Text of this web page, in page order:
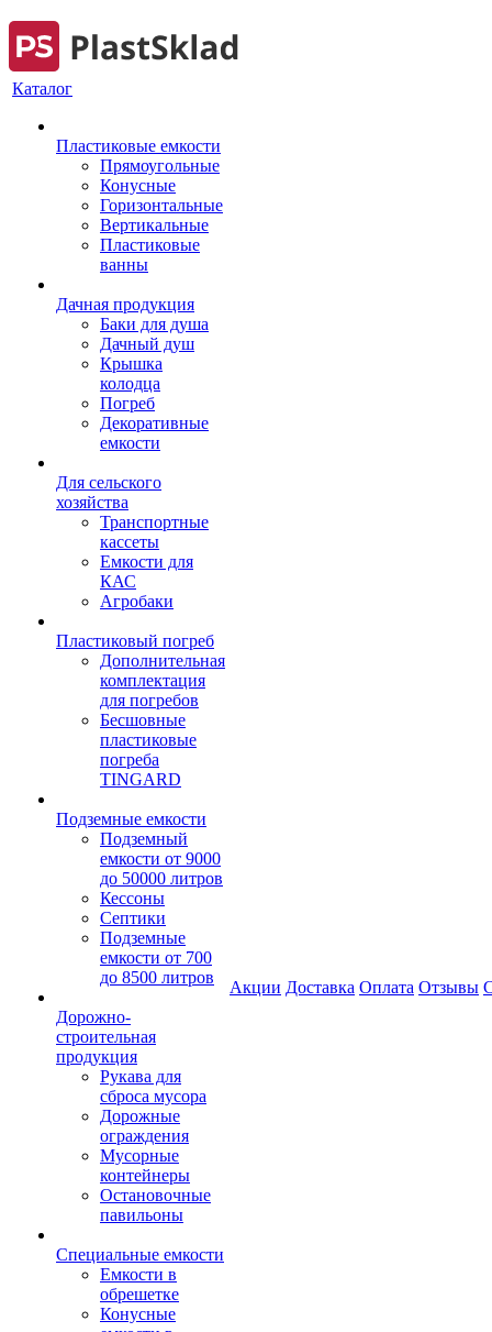
Каталог
Пластиковые емкости
Прямоугольные
Конусные
Горизонтальные
Вертикальные
Пластиковые
ванны
Дачная продукция
Баки для душа
Дачный душ
Крышка
колодца
Погреб
Декоративные
емкости
Для сельского
хозяйства
Транспортные
кассеты
Емкости для
КАС
Агробаки
Пластиковый погреб
Дополнительная
комплектация
для погребов
Бесшовные
пластиковые
погреба
TINGARD
Подземные емкости
Подземный
емкости от 9000
до 50000 литров
Кессоны
Септики
Подземные
емкости от 700
до 8500 литров
Дорожно-
строительная
продукция
Рукава для
сброса мусора
Дорожные
ограждения
Мусорные
контейнеры
Остановочные
павильоны
Специальные емкости
Емкости в
обрешетке
Конусные
Акции Доставка Оплата Отзывы